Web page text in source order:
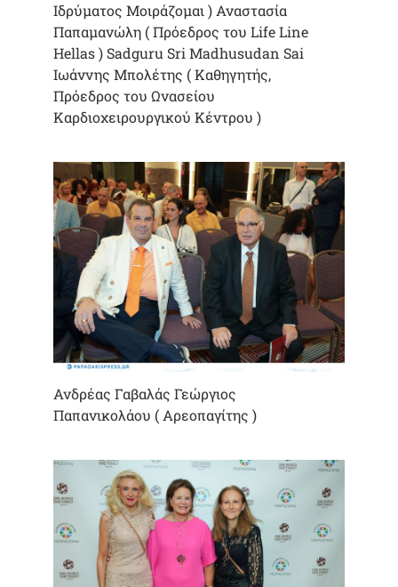
Ιδρύματος Μοιράζομαι ) Αναστασία
Παπαμανώλη ( Πρόεδρος του Life Line
Hellas ) Sadguru Sri Madhusudan Sai
Ιωάννης Μπολέτης ( Καθηγητής,
Πρόεδρος του Ωνασείου
Καρδιοχειρουργικού Κέντρου )
Ανδρέας Γαβαλάς Γεώργιος
Παπανικολάου ( Αρεοπαγίτης )